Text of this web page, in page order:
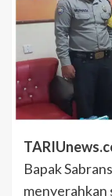
Bapak
menyerahkan